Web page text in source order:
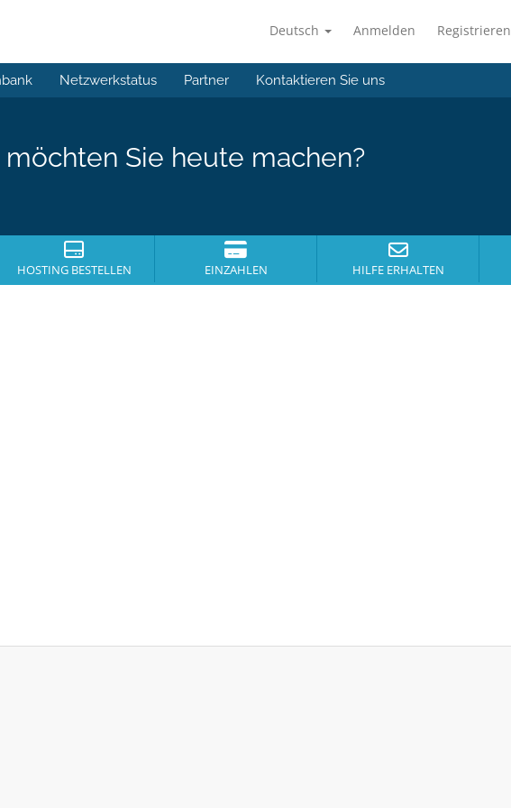
Deutsch Anmelden Registrieren
Netzwerkstatus Partner Kontaktieren Sie uns
möchten Sie heute machen?
HOSTING BESTELLEN EINZAHLEN HILFE ERHALTEN